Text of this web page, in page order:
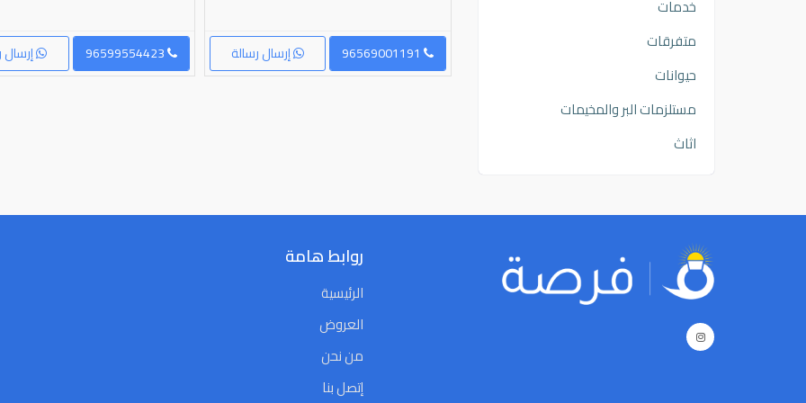
96550359438 إرسال رسالة 96569001191 إرسال
خدمات
متفرقات
حيوانات
مستلزمات البر والمخيمات
اثاث
روابط هامة
الرئيسية
العروض
من نحن
إتصل بنا